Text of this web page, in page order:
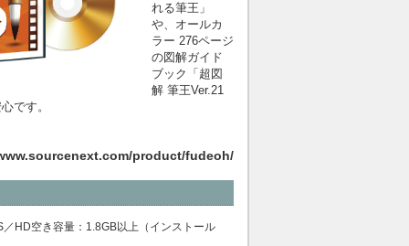
れる筆王」
や、オールカ
ラー 276ページ
の図解ガイド
ブック「超図
解 筆王Ver.21
です。
product/fudeoh/
HD空き容量：1.8GB以上（インストール